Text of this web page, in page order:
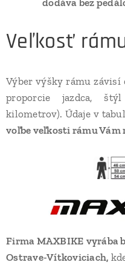
Veľkosť
Výber výšky rámu závisí
proporcie jazdca,
kilometrov). Údaje v
voľbe veľkosti rámu Vám
Firma MAXBIKE vyrába
Ostrave-Vítkoviciach,